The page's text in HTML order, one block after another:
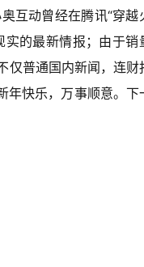
互动曾经在腾讯“穿越
的最新情报；由于销
仅普通国内新闻，连财
年快乐，万事顺意。下